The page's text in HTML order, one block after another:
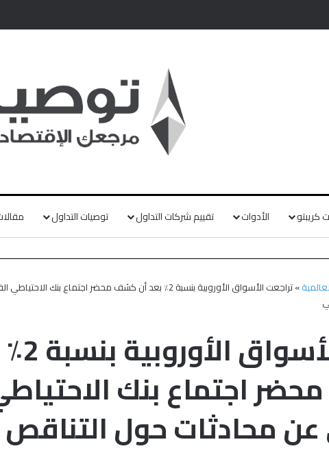
كريبتو الأدوات تقييم شركات التداول توصيات التداول
»
تراجعت الأسواق الأوروبية بنسبة 2٪ بعد أن كشف محضر اجتماع بنك
تراجعت
اجتماع بنك
عن محادثات حول التناقص